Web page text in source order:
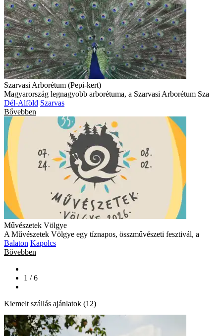
Szarvasi Arborétum (Pepi-kert)
Magyarország legnagyobb arborétuma, a Szarvasi Arborétum Sza
Dél-Alföld Szarvas
Bővebben
Művészetek Völgye
A Művészetek Völgye egy tíznapos, összművészeti fesztivál, a
Balaton Kapolcs
Bővebben
1 / 6
Kiemelt szállás ajánlatok (12)